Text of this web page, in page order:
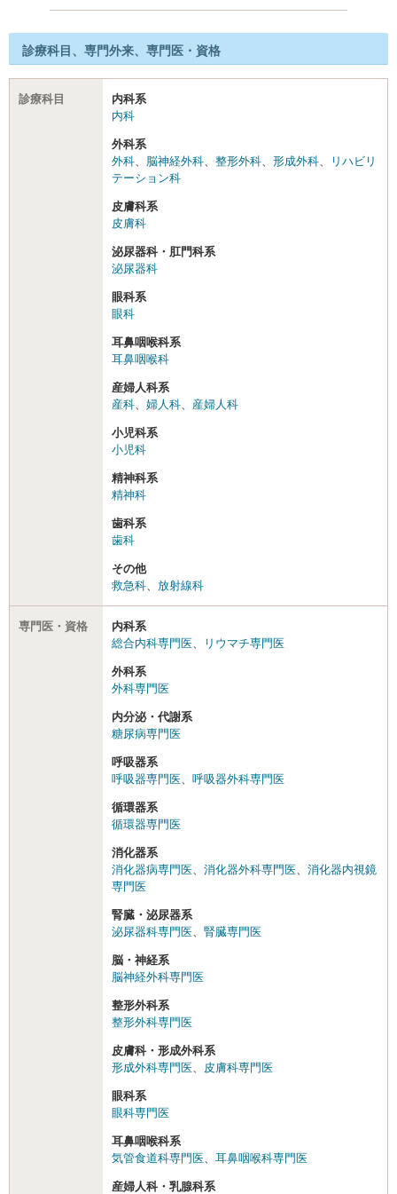
診療科目、専門外来、専門医・資格
診療科目
内科系
内科
外科系
外科
脳神経外科 整形外科 形成外科
リハビリ
テーション科
皮膚科系
皮膚科
泌尿器科・肛門科系
泌尿器科
眼科系
眼科
耳鼻咽喉科系
耳鼻咽喉科
産婦人科系
産科
婦人科 産婦人科
小児科系
小児科
精神科系
精神科
歯科系
歯科
その他
救急科
放射線科
専門医・資格
内科系
総合内科専門医
リウマチ専門医
外科系
外科専門医
内分泌・代謝系
糖尿病専門医
呼吸器系
呼吸器専門医
呼吸器外科専門医
循環器系
循環器専門医
消化器系
消化器病専門医
消化器外科専門医
消化器内視鏡
専門医
腎臓・泌尿器系
泌尿器科専門医
腎臓専門医
脳・神経系
脳神経外科専門医
整形外科系
整形外科専門医
皮膚科・形成外科系
形成外科専門医
皮膚科専門医
眼科系
眼科専門医
耳鼻咽喉科系
気管食道科専門医
耳鼻咽喉科専門医
産婦人科・乳腺科系